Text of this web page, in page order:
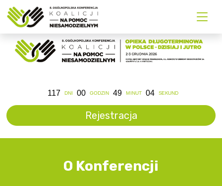
117 DNI 00 GODZIN 49 MINUT 03 SEKUND
Rejestracja
O Konferencji